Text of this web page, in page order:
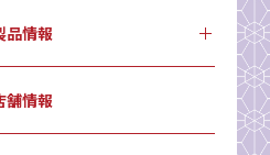
品情報
舗情報